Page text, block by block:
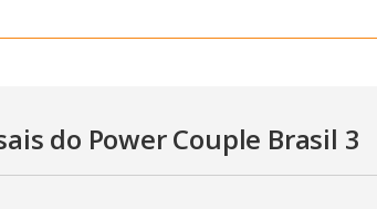
do Power Couple Brasil 3